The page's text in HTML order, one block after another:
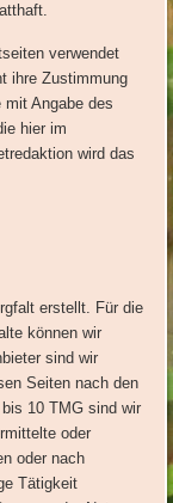
verwendet
ihre Zustimmung
Angabe des
hier im
wird das
erstellt. Für die
können wir
sind wir
Seiten nach den
10 TMG sind wir
oder
oder nach
Tätigkeit